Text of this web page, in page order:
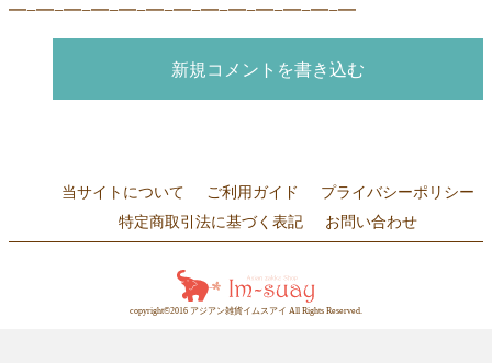
━−━−━−━−━−━−━−━−━−━−━−━−━
新規コメントを書き込む
当サイトについて ご利用ガイド
プライバシーポリシー
特定商取引法に基づく表記
お問い合わせ
copyright©2016 アジアン雑貨イムスアイ All Rights Reserved.